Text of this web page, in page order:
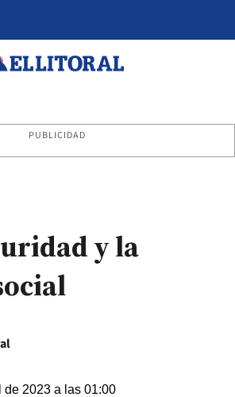
PUBLICIDAD
y la
de 2023 a las 01:00